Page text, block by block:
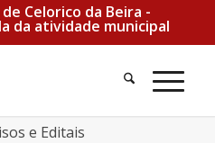
Celorico da Beira -
da atividade municipal
e Editais